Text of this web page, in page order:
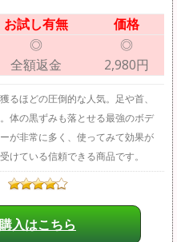
お試し有無
価格
◎
全額返金
◎
2,980円
るほどの圧倒的な人気。足や首、
体の黒ずみも落とせる最強のボデ
が非常に多く、使ってみて効果が
けている信頼できる商品です。
入はこちら